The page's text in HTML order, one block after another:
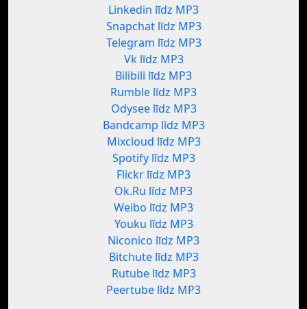
Linkedin līdz MP3
Snapchat līdz MP3
Telegram līdz MP3
Vk līdz MP3
Bilibili līdz MP3
Rumble līdz MP3
Odysee līdz MP3
Bandcamp līdz MP3
Mixcloud līdz MP3
Spotify līdz MP3
Flickr līdz MP3
Ok.Ru līdz MP3
Weibo līdz MP3
Youku līdz MP3
Niconico līdz MP3
Bitchute līdz MP3
Rutube līdz MP3
Peertube līdz MP3